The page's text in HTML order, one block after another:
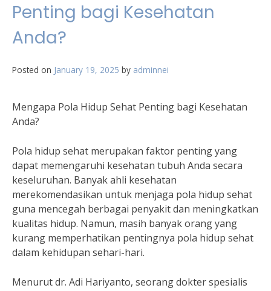
Penting bagi Kesehatan
Anda?
Posted on January 19, 2025 by adminnei
Mengapa Pola Hidup Sehat Penting bagi Kesehatan
Anda?
Pola hidup sehat merupakan faktor penting yang
dapat memengaruhi kesehatan tubuh Anda secara
keseluruhan. Banyak ahli kesehatan
merekomendasikan untuk menjaga pola hidup sehat
guna mencegah berbagai penyakit dan meningkatkan
kualitas hidup. Namun, masih banyak orang yang
kurang memperhatikan pentingnya pola hidup sehat
dalam kehidupan sehari-hari.
Menurut dr. Adi Hariyanto, seorang dokter spesialis